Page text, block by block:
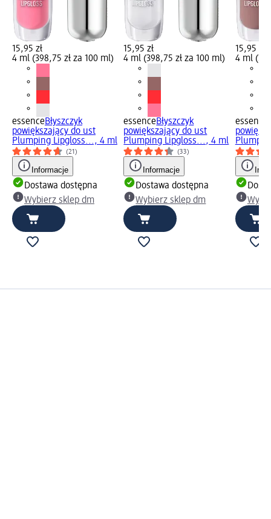
15,95 zł
4 ml (398,75 zł za 100 ml)
essenceBłyszczyk
powiększający do ust
Plumping Lipgloss..., 4 ml
(21)
Informacje
Dostawa dostępna
Wybierz sklep dm
15,95 zł
4 ml (398,75 zł za 100 ml)
essenceBłyszczyk
powiększający do ust
Plumping Lipgloss..., 4 ml
(33)
Informacje
Dostawa dostępna
Wybierz sklep dm
15,95 zł
4 ml
essence